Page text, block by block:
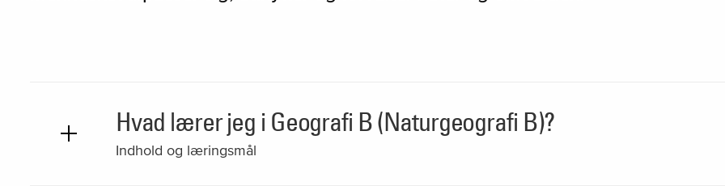
Hvad lærer jeg i Geografi B (Naturgeografi B)?
Indhold og læringsmål